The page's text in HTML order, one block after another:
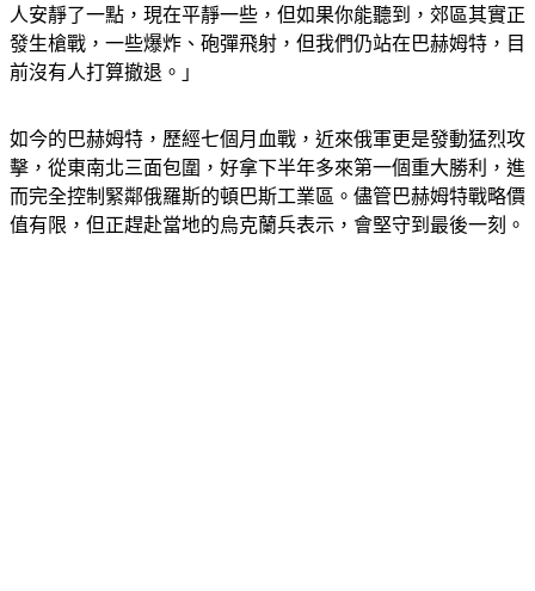
人安靜了一點，現在平靜一些，但如果你能聽到，郊區其實正
發生槍戰，一些爆炸、砲彈飛射，但我們仍站在巴赫姆特，目
前沒有人打算撤退。」
如今的巴赫姆特，歷經七個月血戰，近來俄軍更是發動猛烈攻
擊，從東南北三面包圍，好拿下半年多來第一個重大勝利，進
而完全控制緊鄰俄羅斯的頓巴斯工業區。儘管巴赫姆特戰略價
值有限，但正趕赴當地的烏克蘭兵表示，會堅守到最後一刻。